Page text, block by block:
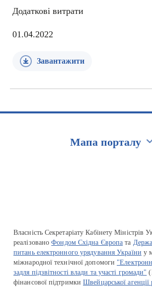
Додаткові витрати
01.04.2022
Завантажити
Мапа порталу
Власність Секретаріату Кабінету Міністрів
реалізованоФондом Східна Європа та
питань електронного урядування України у
міжнародної технічної допомоги
задля підзвітності влади та участі громади"
фінансової підтримкиШвейцарської агенції